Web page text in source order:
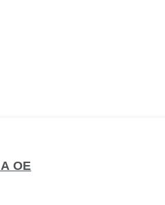
ΟΕ